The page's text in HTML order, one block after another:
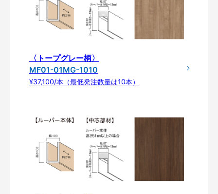
〈トープグレー柄〉
MF01-01MG-1010
¥37,100/本（最低発注数量は10本）